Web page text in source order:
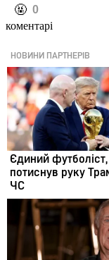
️🤬 0
коментарі